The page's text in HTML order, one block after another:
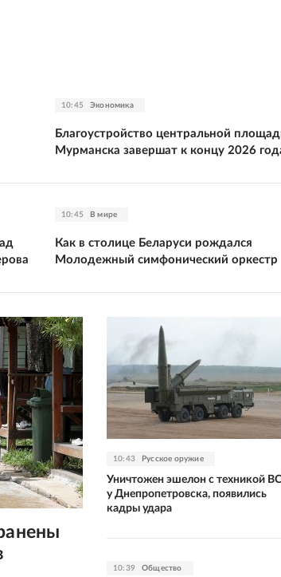
10:45 Экономика
Благоустройство центральной
Мурманска завершат к концу 2026
10:45 В мире
Как в столице Беларуси рождался
Молодежный симфонический оркестр
10:43 Русское оружие
Уничтожен эшелон с техникой
у Днепропетровска, появились
кадры удара
10:39 Общество